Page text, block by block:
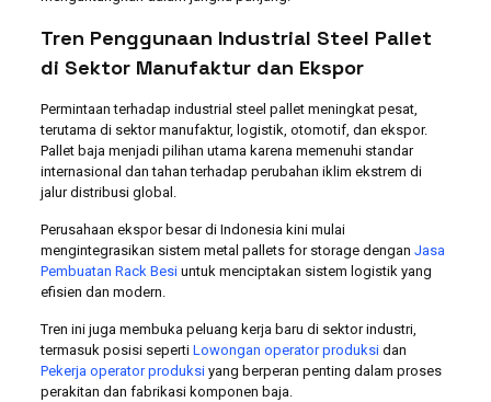
Tren Penggunaan Industrial Steel Pallet
di Sektor Manufaktur dan Ekspor
Permintaan terhadap industrial steel pallet meningkat pesat,
terutama di sektor manufaktur, logistik, otomotif, dan ekspor.
Pallet baja menjadi pilihan utama karena memenuhi standar
internasional dan tahan terhadap perubahan iklim ekstrem di
jalur distribusi global.
Perusahaan ekspor besar di Indonesia kini mulai
mengintegrasikan sistem metal pallets for storage dengan Jasa
Pembuatan Rack Besiuntuk menciptakan sistem logistik yang
efisien dan modern.
Tren ini juga membuka peluang kerja baru di sektor industri,
termasuk posisi seperti Lowongan operator produksidan
Pekerja operator produksiyang berperan penting dalam proses
perakitan dan fabrikasi komponen baja.